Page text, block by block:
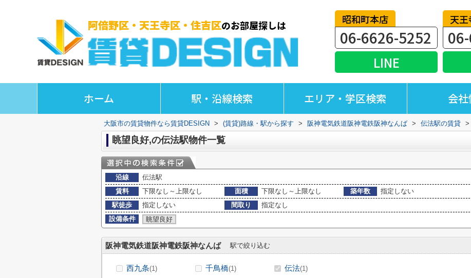
昭和町本店
06-6626-5252
LINE
天
ホーム 駅・沿線検索 エリア・学区検索 会
大阪市の賃貸物件なら賃貸DESIGN > (賃貸)路線・駅から探す > 阪神電気鉄道阪神電鉄阪神なんば > 伝法駅の賃貸 >
眺望良好,の伝法駅物件一覧
沿線
伝法駅
賃料
下限なし～上限なし 面積 下限なし～上限なし 築年数
指定しない
駅徒歩
指定しない 間取り
指定なし
設備条件
眺望良好
阪神電気鉄道阪神電鉄阪神なんば 駅で絞り込む
西九条(1) 千鳥橋(1) 伝法(1)